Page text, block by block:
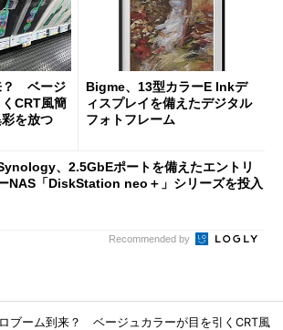
？ ベージ
CRT風簡
を放つ
Bigme、13型カラーE Inkデ
ィスプレイを備えたデジタル
フォトフレーム
、2.5GbEポートを備えたエントリ
NAS「DiskStation neo＋」シリーズを投入
Recommended by
ブーム到来？ ベージュカラーが目を引くCRT風